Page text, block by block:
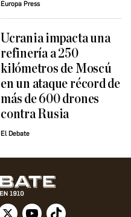
Europa Press
Ucrania impacta una
refinería a 250
kilómetros de Moscú
en un ataque récord de
más de 600 drones
contra Rusia
El Debate